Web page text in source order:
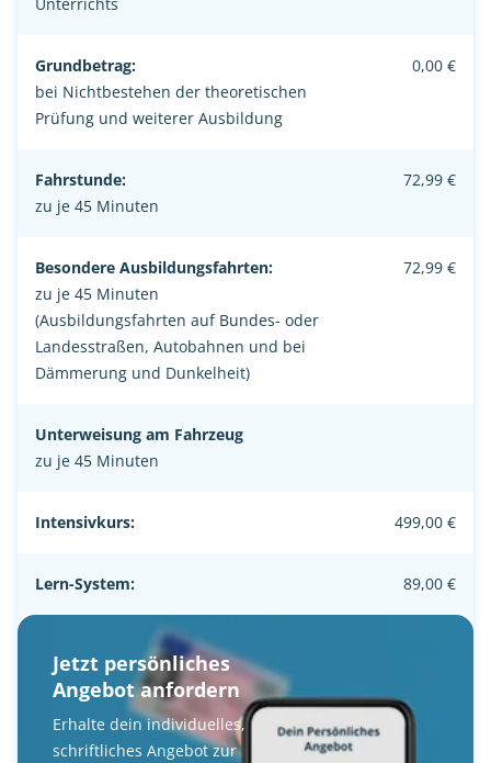
Grundbetrag:
bei Nichtbestehen der theoretischen
Prüfung und weiterer Ausbildung
0,00 €
Fahrstunde:
zu je 45 Minuten
72,99 €
Besondere Ausbildungsfahrten:
zu je 45 Minuten
(Ausbildungsfahrten auf Bundes- oder
Landesstraßen, Autobahnen und bei
Dämmerung und Dunkelheit)
72,99 €
Unterweisung am Fahrzeug
zu je 45 Minuten
Intensivkurs: 499,00 €
Lern-System: 89,00 €
Jetzt persönliches
Angebot anfordern
Erhalte dein individuelles,
schriftliches Angebot zur